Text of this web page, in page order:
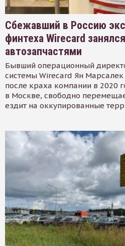
Сбежавший в Россию
финтеха Wirecard
автозапчастями
Бывший операционный
системы Wirecard Ян
после краха компании в 2020
в Москве, свободно
ездит на оккупированные